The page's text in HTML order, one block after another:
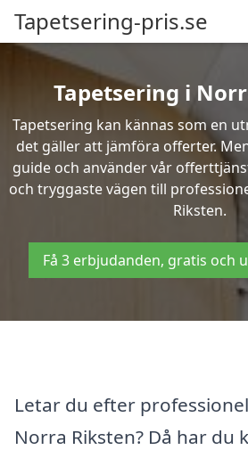
Tapetsering-pris.se
Tapetsering i
Tapetsering kan kännas som en
det gäller att jämföra offerter.
guide och använder vår
och tryggaste vägen till
Riksten.
Få 3 erbjudanden, gratis och
Letar du efter
Norra Riksten? Då har du